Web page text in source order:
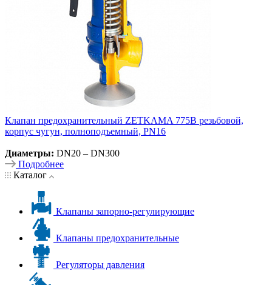
Клапан предохранительный ZETKAMA 775B резьбовой,
корпус чугун, полноподъемный, PN16
Диаметры: DN20 – DN300
Подробнее
Каталог
Клапаны запорно-регулирующие
Клапаны предохранительные
Регуляторы давления